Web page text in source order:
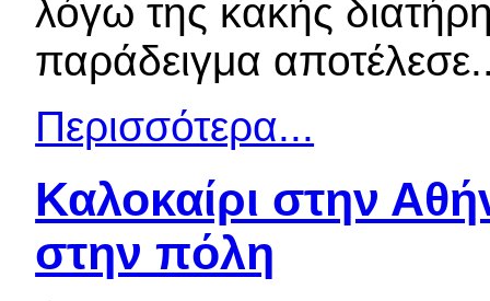
λόγω της κακής
παράδειγμα
Περισσότερα...
Καλοκαίρι στην
στην πόλη